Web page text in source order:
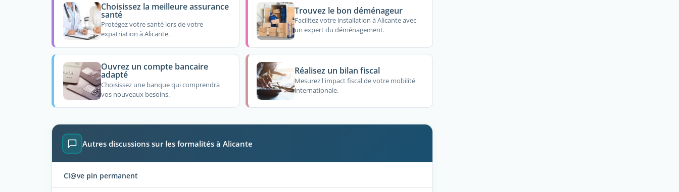
Choisissez la meilleure assurance
santé
Protégez votre santé lors de votre
expatriation à Alicante.
Trouvez le bon déménageur
Facilitez votre installation à Alicante avec
un expert du déménagement.
Ouvrez un compte bancaire
adapté
Choisissez une banque qui comprendra
vos nouveaux besoins.
Réalisez un bilan fiscal
Mesurez l'impact fiscal de votre mobilité
internationale.
Autres discussions sur les formalités à Alicante
Cl@ve pin permanent